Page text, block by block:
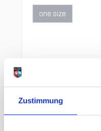
Zustimmung
one size